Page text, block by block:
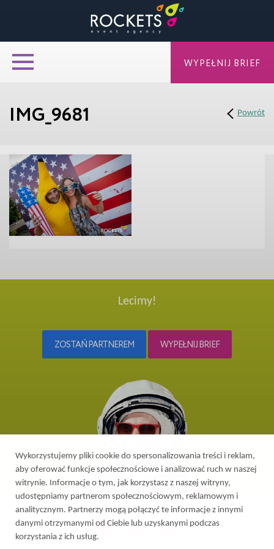
IMG_9681 Powrót
Lecimy!
ZOSTAŃ PARTNEREM WYPEŁNIJ BRIEF
WYPEŁNIJ BRIEF
Wykorzystujemy pliki cookie do spersonalizowania treści i reklam,
aby oferować funkcje społecznościowe i analizować ruch w naszej
witrynie. Informacje o tym, jak korzystasz z naszej witryny,
udostępniamy partnerom społecznościowym, reklamowym i
analitycznym. Partnerzy mogą połączyć te informacje z innymi
danymi otrzymanymi od Ciebie lub uzyskanymi podczas
korzystania z ich usług.